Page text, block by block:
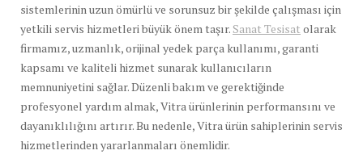
sistemlerinin uzun ömürlü ve sorunsuz bir şekilde çalışması için
yetkili servis hizmetleri büyük önem taşır. Sanat Tesisat olarak
firmamız, uzmanlık, orijinal yedek parça kullanımı, garanti
kapsamı ve kaliteli hizmet sunarak kullanıcıların
memnuniyetini sağlar. Düzenli bakım ve gerektiğinde
profesyonel yardım almak, Vitra ürünlerinin performansını ve
dayanıklılığını artırır. Bu nedenle, Vitra ürün sahiplerinin servis
hizmetlerinden yararlanmaları önemlidir.